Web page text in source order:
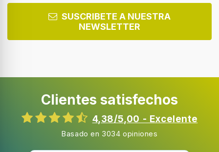
SUSCRIBETE A NUESTRA
NEWSLETTER
Clientes satisfechos
4,38/5,00 - Excelente
Basado en 3034 opiniones